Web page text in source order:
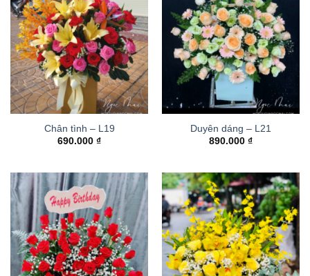
Chân tình – L19
690.000 ₫
Duyên dáng – L21
890.000 ₫